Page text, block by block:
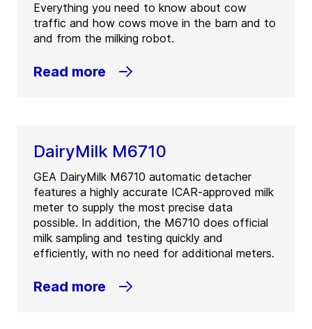
Contact
GEA Refrigeration Canada Inc.
Tel:
+1 604 278 4118
Contact
Everything you need to know about cow
traffic and how cows move in the barn and to
and from the milking robot.
Read more
DairyMilk M6710
GEA DairyMilk M6710 automatic detacher
features a highly accurate ICAR-approved milk
meter to supply the most precise data
possible. In addition, the M6710 does official
milk sampling and testing quickly and
efficiently, with no need for additional meters.
Read more